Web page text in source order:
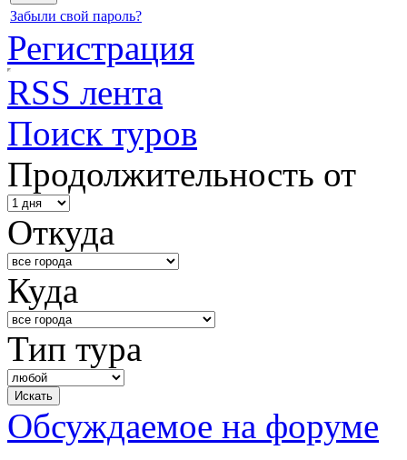
Забыли свой пароль?
Регистрация
RSS лента
Поиск туров
Продолжительность от
Откуда
Куда
Тип тура
Обсуждаемое на форуме